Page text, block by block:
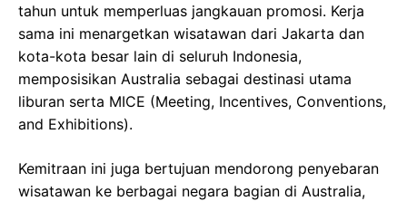
tahun untuk memperluas jangkauan promosi. Kerja
sama ini menargetkan wisatawan dari Jakarta dan
kota-kota besar lain di seluruh Indonesia,
memposisikan Australia sebagai destinasi utama
liburan serta MICE (Meeting, Incentives, Conventions,
and Exhibitions).
Kemitraan ini juga bertujuan mendorong penyebaran
wisatawan ke berbagai negara bagian di Australia,